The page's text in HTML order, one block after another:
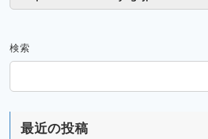
検索
最近の投稿